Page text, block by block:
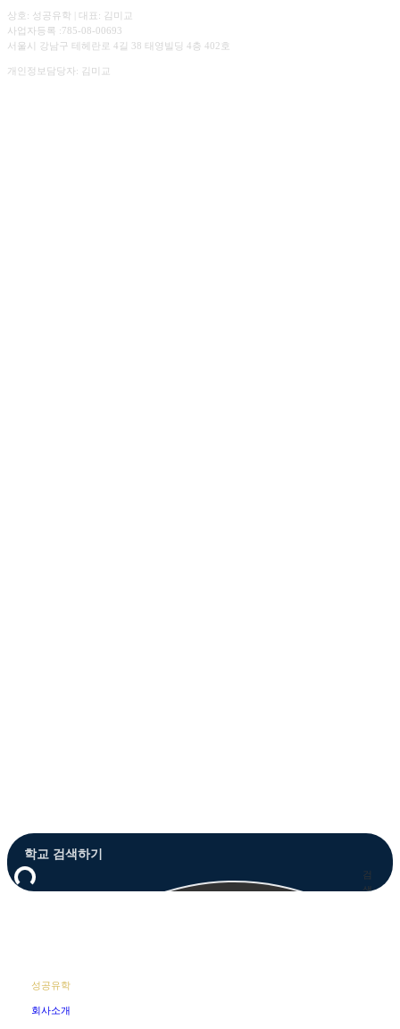
상호: 성공유학 | 대표: 김미교
사업자등록 :785-08-00693
서울시 강남구 테헤란로 4길 38 태영빌딩 4층 402호
개인정보담당자: 김미교
Close
Menu
검
색
성공유학
회사소개